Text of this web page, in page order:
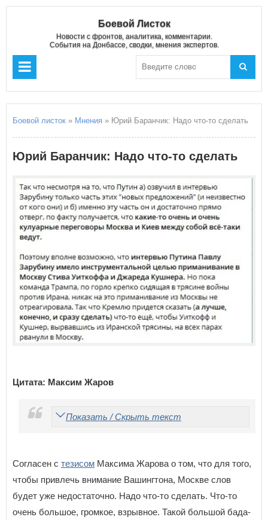
Боевой Листок
Новости с фронтов, аналитика, комментарии.
События на Донбассе, сводки, мнения экспертов.
Боевой листок » Мнения » Юрий Баранчик: Надо что-то сделать
Юрий Баранчик: Надо что-то сделать
Цитата: Максим Жаров
Показать / Скрыть текст
Согласен с тезисом Максима Жарова о том, что для того,
чтобы привлечь внимание Вашингтона, Москве слов
будет уже недостаточно. Надо что-то сделать. Что-то
очень большое, громкое, взрывное. Такой большой бада-